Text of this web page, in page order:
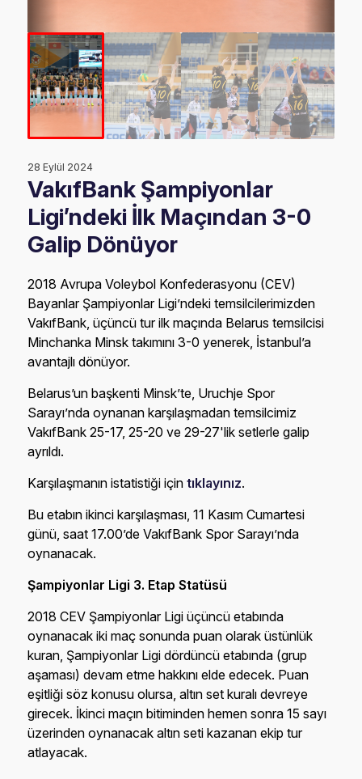
28 Eylül 2024
VakıfBank Şampiyonlar
Ligi’ndeki İlk Maçından 3-0
Galip Dönüyor
2018 Avrupa Voleybol Konfederasyonu (CEV)
Bayanlar Şampiyonlar Ligi’ndeki temsilcilerimizden
VakıfBank, üçüncü tur ilk maçında Belarus temsilcisi
Minchanka Minsk takımını 3-0 yenerek, İstanbul’a
avantajlı dönüyor.
Belarus’un başkenti Minsk’te, Uruchje Spor
Sarayı’nda oynanan karşılaşmadan temsilcimiz
VakıfBank 25-17, 25-20 ve 29-27'lik setlerle galip
ayrıldı.
Karşılaşmanın istatistiği içintıklayınız.
Bu etabın ikinci karşılaşması, 11 Kasım Cumartesi
günü, saat 17.00’de VakıfBank Spor Sarayı’nda
oynanacak.
Şampiyonlar Ligi 3. Etap Statüsü
2018 CEV Şampiyonlar Ligi üçüncü etabında
oynanacak iki maç sonunda puan olarak üstünlük
kuran, Şampiyonlar Ligi dördüncü etabında (grup
aşaması) devam etme hakkını elde edecek. Puan
eşitliği söz konusu olursa, altın set kuralı devreye
girecek. İkinci maçın bitiminden hemen sonra 15 sayı
üzerinden oynanacak altın seti kazanan ekip tur
atlayacak.